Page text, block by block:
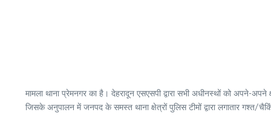
मामला थाना प्रेमनगर का है। देहरादून एसएसपी द्वारा सभी अधीनस्थों को अपने-
जिसके अनुपालन में जनपद के समस्त थाना क्षेत्रों पुलिस टीमों द्वारा लगातार गश्त/